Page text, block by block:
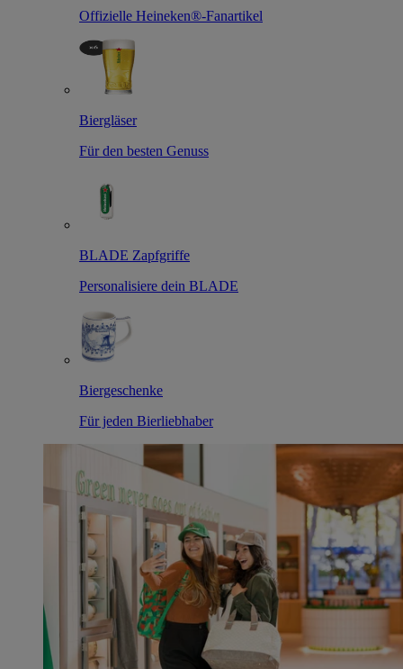
Offizielle Heineken®-Fanartikel
Biergläser
Für den besten Genuss
BLADE Zapfgriffe
Personalisiere dein BLADE
Biergeschenke
Für jeden Bierliebhaber